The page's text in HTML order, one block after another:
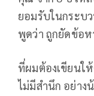
ยอมรับในกระบ
พูดว่า ถูกยัดข้อห
ที่ผมต้องเขียนใ
ไม่มีสำนึก อย่า